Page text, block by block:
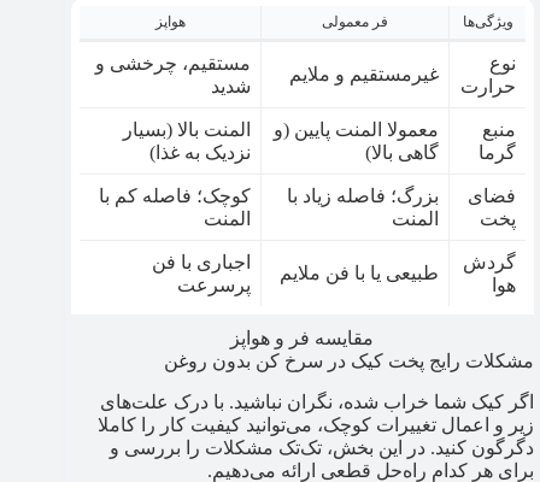
ویژگی‌ها فر معمولی هواپز
نوع
حرارت
غیرمستقیم و ملایم
مستقیم، چرخشی و
شدید
منبع
گرما
معمولا المنت پایین (و
گاهی بالا)
المنت بالا (بسیار
نزدیک به غذا)
فضای
پخت
بزرگ؛ فاصله زیاد با
المنت
کوچک؛ فاصله کم با
المنت
گردش
هوا
طبیعی یا با فن ملایم
اجباری با فن
پرسرعت
مقایسه فر و هواپز
مشکلات رایج پخت کیک در سرخ کن بدون روغن
اگر کیک شما خراب شده، نگران نباشید. با درک علت‌های
زیر و اعمال تغییرات کوچک، می‌توانید کیفیت کار را کاملا
دگرگون کنید. در این بخش، تک‌تک مشکلات را بررسی و
برای هر کدام راه‌حل قطعی ارائه می‌دهیم.